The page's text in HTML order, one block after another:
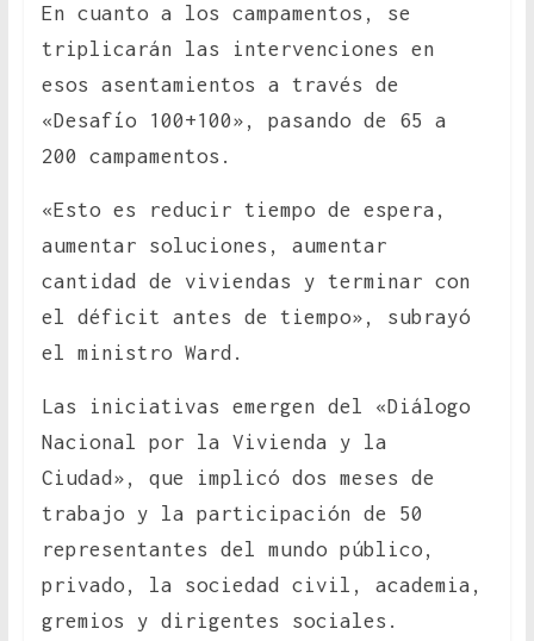
En cuanto a los campamentos, se
triplicarán las intervenciones en
esos asentamientos a través de
«Desafío 100+100», pasando de 65 a
200 campamentos.
«Esto es reducir tiempo de espera,
aumentar soluciones, aumentar
cantidad de viviendas y terminar con
el déficit antes de tiempo», subrayó
el ministro Ward.
Las iniciativas emergen del «Diálogo
Nacional por la Vivienda y la
Ciudad», que implicó dos meses de
trabajo y la participación de 50
representantes del mundo público,
privado, la sociedad civil, academia,
gremios y dirigentes sociales.